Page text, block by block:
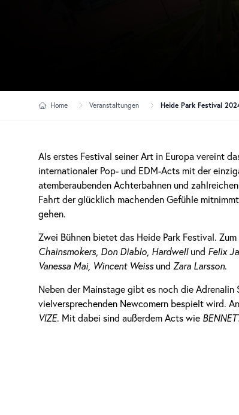
Home Veranstaltungen Heide Park Festival
Als erstes Festival seiner Art in Europa vereint
internationaler Pop- und EDM-Acts mit der
atemberaubenden Achterbahnen und
Fahrt der glücklich machenden Gefühle
gehen.
Zwei Bühnen bietet das Heide Park Festival.
Chainsmokers, Don Diablo, Hardwellund Felix
Vanessa Mai, Wincent Weissund Zara Larsson.
Neben der Mainstage gibt es noch die
vielversprechenden Newcomern bespielt wird.
VIZE. Mit dabei sind außerdem Acts wie